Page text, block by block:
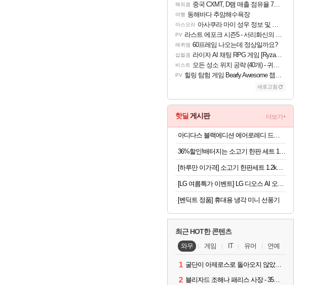
해외겜 중국 CXMT, D램 매출 점유율 7%…글로벌 4위로 부상
여행 동해바다 추암해수욕장
아스오라 아사쿠라 마이 성우 정보 및 주요 필모
PV 라스트 에포크 시즌5 - 서리화신의 분노 티저
레퀴엠 60프레임 나오는데 정상일까요?
섭컬겜 라이자 AI 채팅 RPG 게임 [RyzaChat: AI] 공개
비스트 모든 성소 위치 공략 (40개) - 귀환한 영혼 도전과제
PV 힐링 탐험 게임 Bearly Awesome 챕터 1 트레일러
새로고침
핫딜 게시판 더보기+
[벤딕트 정품] 휴대용 냉각 미니 선풍기
최근 HOT한 콘텐츠
와우 게임 IT 유머 연예
1 굴단이 아제로스로 돌아오지 않았다면? 와우 클래식+ 주목
2 블리자드 조해나 패리스 사장 - 35년 역사, 그리고 비전